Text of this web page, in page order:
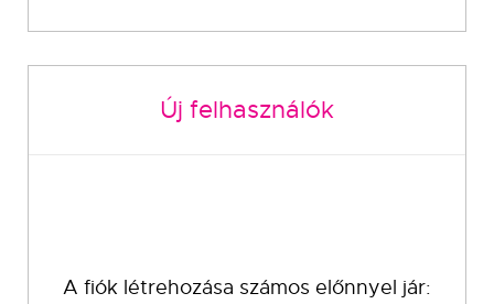
Új felhasználók
A fiók létrehozása számos előnnyel jár: